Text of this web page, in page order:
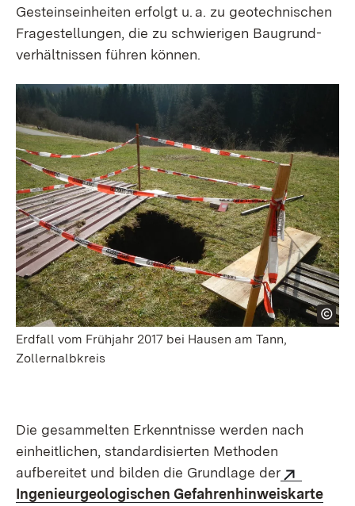
Gesteins­­­einheiten erfolgt u. a. zu geo­technischen
Frage­­stellungen, die zu schwierigen Baugrund­­
verhält­nissen führen können.
Erdfall vom Frühjahr 2017 bei Hausen am Tann,
Zollernalbkreis
Die gesammelten Erkenntnisse werden nach
einheitlichen, standardisierten Methoden
aufbereitet und bilden die Grundlage der
Ingenieurgeologischen Gefahrenhinweiskarte